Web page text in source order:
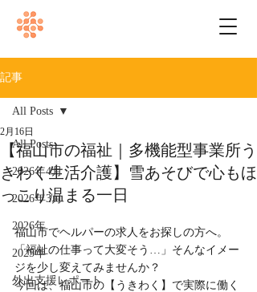
記事
All Posts
2026年4月
2026年3月
2026年
2025年
外出支援レポート
All Posts
【福山市の福祉｜多機能型事業所う
きわく生活介護】雪あそびで心もほ
っこり温まる一日
2月16日
福山市でヘルパーの求人をお探しの方へ。
「福祉の仕事って大変そう…」そんなイメー
ジを少し変えてみませんか？
今回は、福山市の【うきわく】で実際に働く